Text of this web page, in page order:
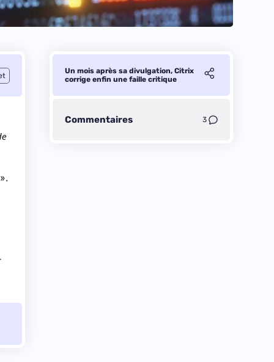
Un mois après sa divulgation, Citrix
corrige enfin une faille critique
Commentaires 3